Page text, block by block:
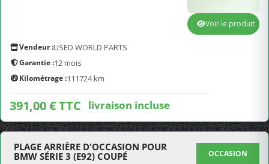
Vendeur :USED WORLD PARTS
Garantie :12 mois
Kilométrage :111724 km
391,00 € TTC livraison incluse
Voir le produit
PLAGE ARRIÈRE D'OCCASION POUR
BMW SÉRIE 3 (E92) COUPÉ
OCCASION